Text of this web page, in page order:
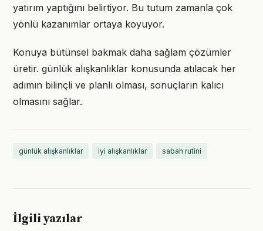
yatırım yaptığını belirtiyor. Bu tutum zamanla çok
yönlü kazanımlar ortaya koyuyor.
Konuya bütünsel bakmak daha sağlam çözümler
üretir. günlük alışkanlıklar konusunda atılacak her
adımın bilinçli ve planlı olması, sonuçların kalıcı
olmasını sağlar.
günlük alışkanlıklar iyi alışkanlıklar sabah rutini
İlgili yazılar